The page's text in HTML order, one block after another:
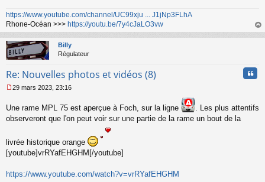
https://www.youtube.com/channel/UC99xju ... J1jNp3FLhA
Rhone-Océan >>> https://youtu.be/7y4cJaLO3vw
au
Billy
Régulateur
Re: Nouvelles photos et vidéos (8)
s
s
e
n
n
29 mars 2023, 23:16
Une rame MPL 75 est aperçue à Foch, sur la ligne
. Les plus attentifs
observeront que l'on peut voir sur une partie de la rame un bout de la
livrée historique orange
[youtube]vrRYafEHGHM[/youtube]
https://www.youtube.com/watch?v=vrRYafEHGHM